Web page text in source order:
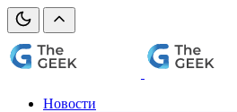
Новости